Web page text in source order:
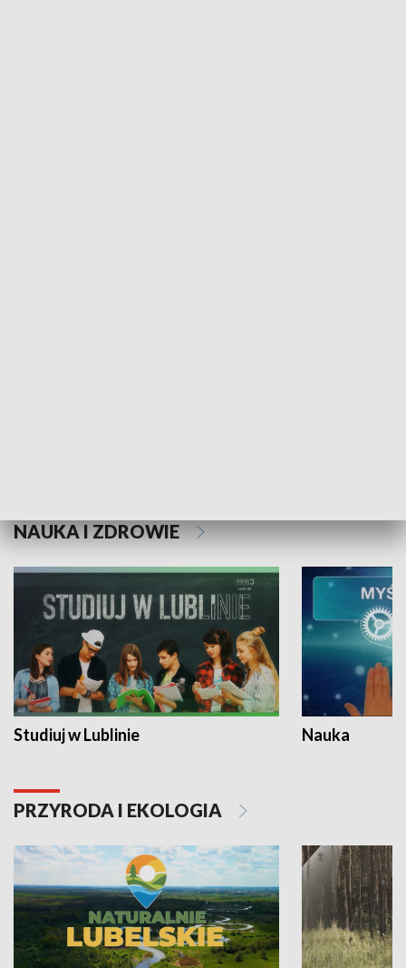
NAUKA I ZDROWIE
Studiuj w Lublinie Nauka
PRZYRODA I EKOLOGIA